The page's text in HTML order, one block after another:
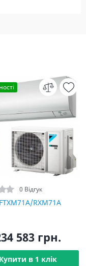
0 Відгук
RXM71A
583 грн.
Купити в 1 клік